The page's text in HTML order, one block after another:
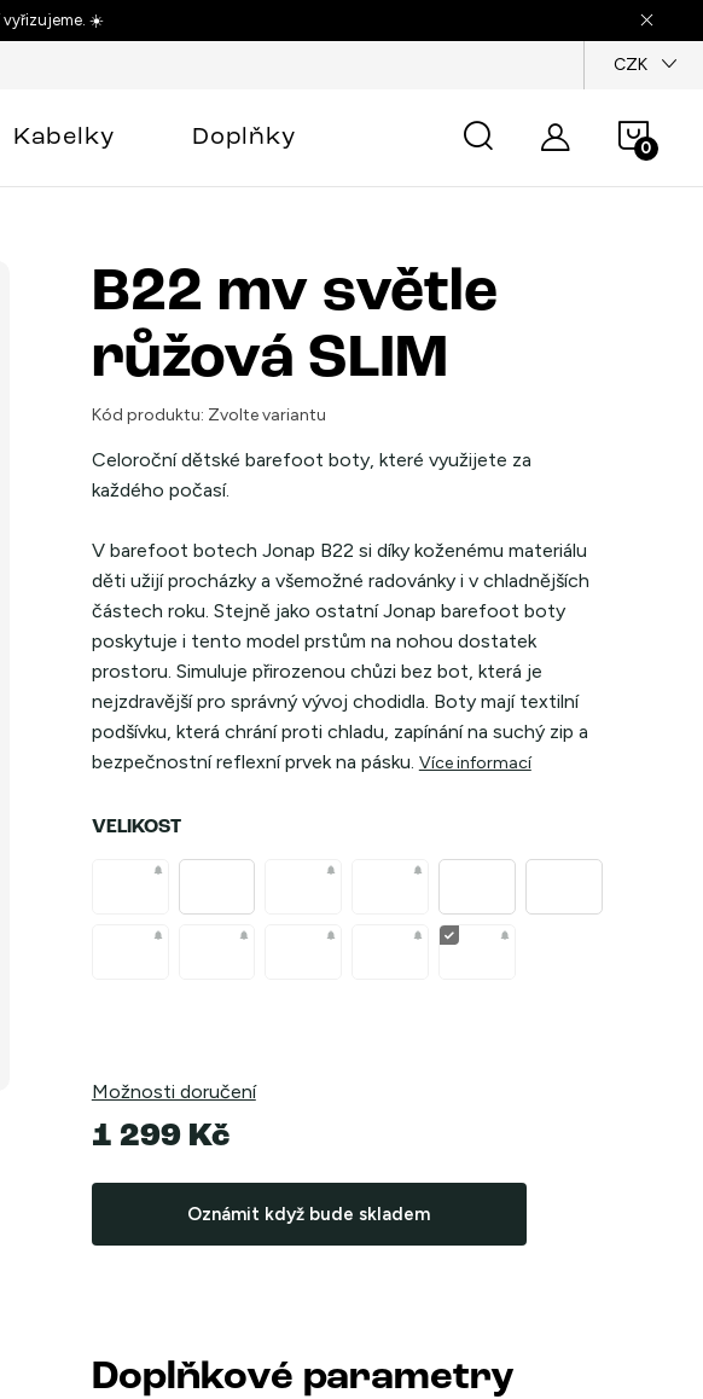
vyřizujeme. ☀️
osobních údajů CZK
košík
Kabelky Doplňky
B22 mv světle
růžová SLIM
Kód produktu: Zvolte variantu
Celoroční dětské barefoot boty, které využijete za
každého počasí.
V barefoot botech Jonap B22 si díky koženému materiálu
děti užijí procházky a všemožné radovánky i v chladnějších
částech roku. Stejně jako ostatní Jonap barefoot boty
poskytuje i tento model prstům na nohou dostatek
prostoru. Simuluje přirozenou chůzi bez bot, která je
nejzdravější pro správný vývoj chodidla. Boty mají textilní
podšívku, která chrání proti chladu, zapínání na suchý zip a
bezpečnostní reflexní prvek na pásku. Více informací
VELIKOST
Možnosti doručení
1 299 Kč
Oznámit když bude skladem
Doplňkové parametry